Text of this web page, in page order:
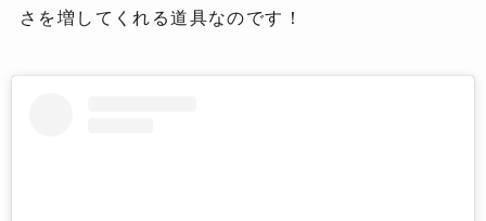
さを増してくれる道具なのです！